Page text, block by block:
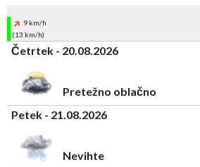
9 km/h
(13 km/h)
Četrtek - 20.08.2026
Pretežno oblačno
Petek - 21.08.2026
Nevihte